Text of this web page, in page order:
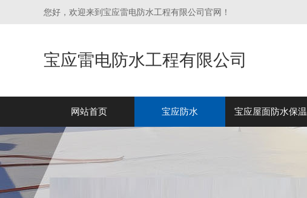
您好，欢迎来到宝应雷电防水工程有限公司官网！
宝应雷电防水工程有限公司
网站首页 宝应防水 宝应屋面防水保温